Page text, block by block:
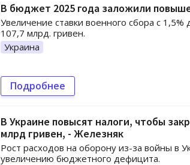
В бюджет 2025 года заложили
Увеличение ставки военного сбора с
107,7 млрд. гривен.
Украина
Подробнее
В Украине повысят налоги, чтобы
млрд гривен, - Железняк
Рост расходов на оборону из-за войны в
увеличению бюджетного дефицита.